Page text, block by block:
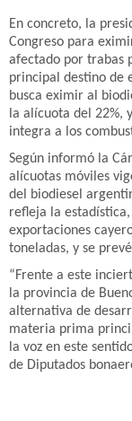
En concreto, la
Congreso para
afectado por trabas
principal destino de
busca eximir al
la alícuota del 22%,
integra a los
Según informó la
alícuotas móviles
del biodiesel
refleja la
exportaciones
toneladas, y se
“Frente a este
la provincia de
alternativa de
materia prima
la voz en este
de Diputados